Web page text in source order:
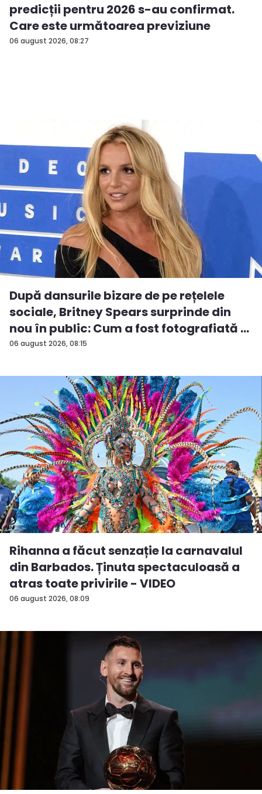
06 august 2026, 08:27
predicții pentru 2026 s-au confirmat.
Care este următoarea previziune
06 august 2026, 08:15
După dansurile bizare de pe rețelele
sociale, Britney Spears surprinde din
nou în public: Cum a fost fotografiată în
Malibu
06 august 2026, 08:09
Rihanna a făcut senzație la carnavalul
din Barbados. Ținuta spectaculoasă a
atras toate privirile - VIDEO